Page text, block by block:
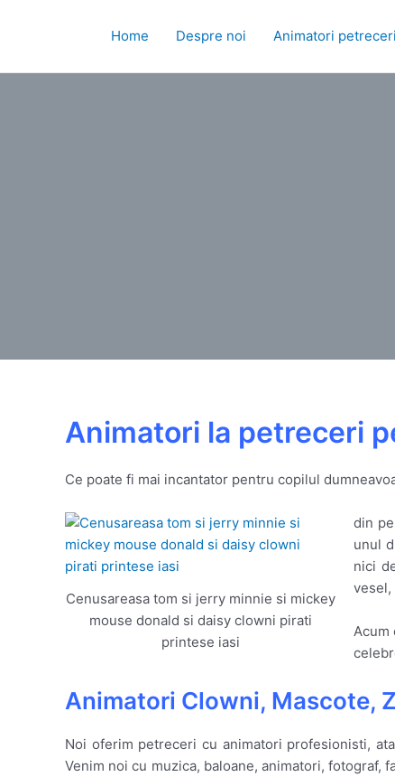
Home Despre noi Animatori
Animatori la petreceri
Ce poate fi mai incantator pentru copilul
Cenusareasa tom si jerry minnie si mickey
mouse donald si daisy clowni pirati
printese iasi
din
unul
nici
vesel,
Acum
Animatori Clowni, Mascote,
Noi oferim petreceri cu animatori profesionisti,
Venim noi cu muzica, baloane, animatori, fotograf,